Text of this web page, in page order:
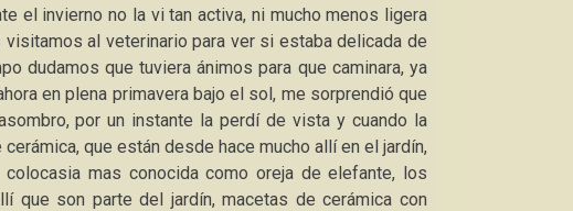
el invierno no la vi tan activa, ni mucho menos ligera
al veterinario para ver si estaba delicada de
dudamos que tuviera ánimos para que caminara, ya
en plena primavera bajo el sol, me sorprendió que
por un instante la perdí de vista y cuando la
que están desde hace mucho allí en el jardín,
mas conocida como oreja de elefante, los
que son parte del jardín, macetas de cerámica con